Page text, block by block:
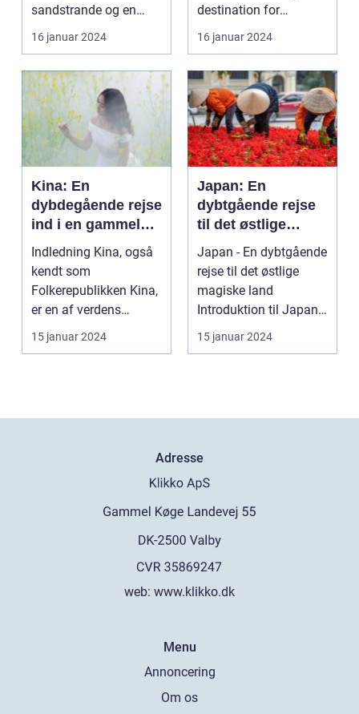
sandstrande og en
afslappende
atmosfære? Så er e...
16 januar 2024
destination for
rejsende, der søger en
oase...
16 januar 2024
Kina: En
dybdegående rejse
ind i en gammel
kultur
Indledning Kina, også
kendt som
Folkerepublikken Kina,
er en af verdens
ældste og mest
befolkede na...
15 januar 2024
Japan: En
dybtgående rejse
til det østlige
magiske land
Japan - En dybtgående
rejse til det østlige
magiske land
Introduktion til Japan
Japan, et land be...
15 januar 2024
Adresse
web: www.klikko.dk
Menu
Annoncering
Om os